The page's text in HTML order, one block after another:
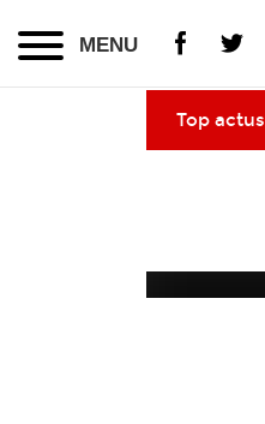
MENU
Top actus